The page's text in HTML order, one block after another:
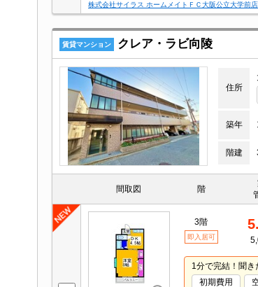
株式会社サイラス ホームメイトＦＣ大阪公立大学前店
賃貸マンション クレア・ラビ向陵
住所
築年
階建
間取図 階
3階
即入居可
1分で完結！聞き
初期費用